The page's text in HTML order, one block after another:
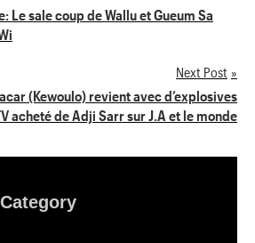
Le sale coup de Wallu et Gueum Sa
Next Post
(Kewoulo) revient avec d’explosives
acheté de Adji Sarr sur J.A et le monde